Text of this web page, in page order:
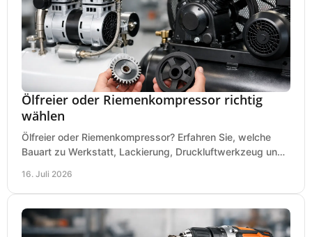
Ölfreier oder Riemenkompressor richtig
wählen
Ölfreier oder Riemenkompressor? Erfahren Sie, welche
Bauart zu Werkstatt, Lackierung, Druckluftwerkzeug und
16. Juli 2026